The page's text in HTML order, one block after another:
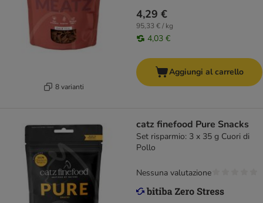
8 varianti
4,29 €
95,33 € / kg
4,03 €
Aggiungi al carrello
catz finefood Pure Snacks
Set risparmio: 3 x 35 g Cuori di
Pollo
Nessuna valutazione